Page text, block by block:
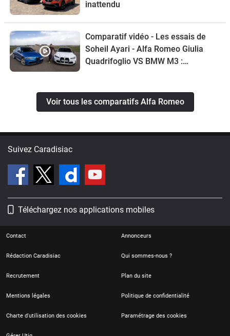
inattendu
Comparatif vidéo - Les essais de
Soheil Ayari - Alfa Romeo Giulia
Quadrifoglio VS BMW M3 :
Voir tous les comparatifs Alfa Romeo
Suivez Caradisiac
Téléchargez nos applications mobiles
Contact Annonceurs
Rédaction Caradisiac Qui sommes-nous ?
Recrutement Plan du site
Mentions légales Politique de confidentialité
Charte d'utilisation des cookies Paramétrage des cookies